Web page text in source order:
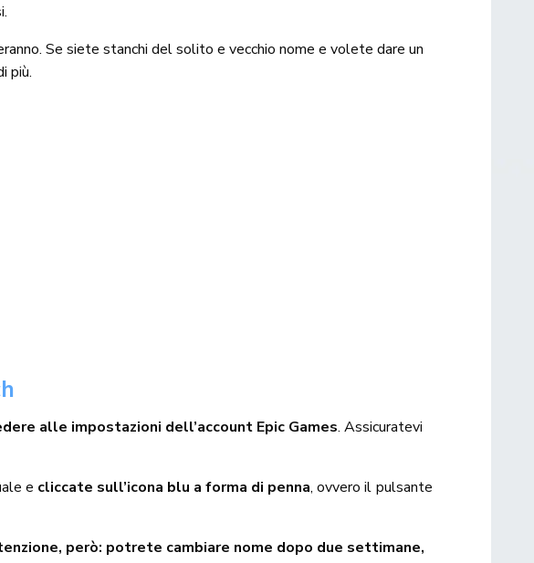
Se siete stanchi del solito e vecchio nome e volete dare un
più.
alle impostazioni dell’account Epic Games. Assicuratevi
e cliccate sull’icona blu a forma di penna, ovvero il pulsante
però: potrete cambiare nome dopo due settimane,